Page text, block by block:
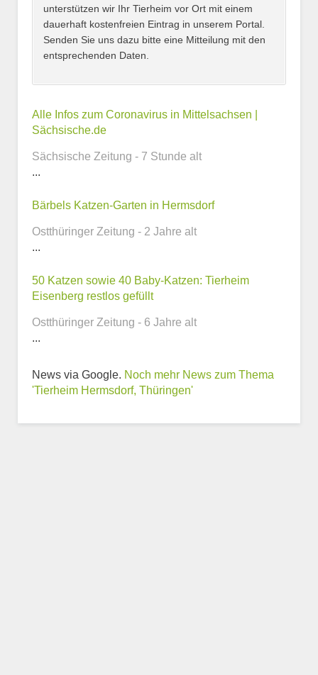
Kontaktmöglichkeiten
E-Mail-Adresse
Webseite
Weitere Informationen
zum Tierheim
unterstützen wir Ihr Tierheim vor Ort mit einem
dauerhaft kostenfreien Eintrag in unserem Portal.
Senden Sie uns dazu bitte eine Mitteilung mit den
entsprechenden Daten.
Alle Infos zum Coronavirus in Mittelsachsen |
Sächsische.de
Sächsische Zeitung - 7 Stunde alt
...
Bärbels Katzen-Garten in Hermsdorf
Ostthüringer Zeitung - 2 Jahre alt
...
50 Katzen sowie 40 Baby-Katzen: Tierheim
Eisenberg restlos gefüllt
Ostthüringer Zeitung - 6 Jahre alt
...
News via Google. Noch mehr News zum Thema
'Tierheim Hermsdorf, Thüringen'